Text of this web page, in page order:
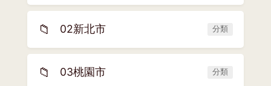
📁 02新北市 分類
📁 03桃園市 分類